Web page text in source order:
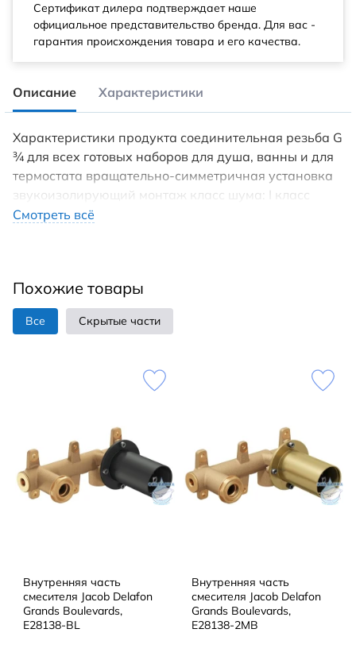
Сертификат дилера подтверждает наше
официальное представительство бренда. Для вас -
гарантия происхождения товара и его качества.
Описание Характеристики
Характеристики продукта соединительная резьба G
¾ для всех готовых наборов для душа, ванны и для
термостата вращательно-симметричная установка
звукоизолирующий монтаж класс шума: I класс
расхода воды: D, B
Смотреть всё
Похожие товары
Все Скрытые части
Внутренняя часть
смесителя Jacob Delafon
Grands Boulevards,
E28138-BL
Внутренняя часть
смесителя Jacob Delafon
Grands Boulevards,
E28138-2MB